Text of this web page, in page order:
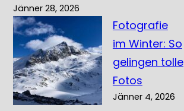
Jänner 28, 2026
Fotografie
im Winter: So
gelingen tolle
Fotos
Jänner 4, 2026